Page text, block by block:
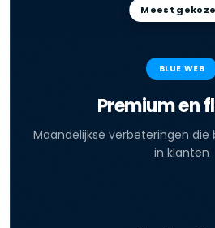
Meest
BLUE WEB
Premium en
Maandelijkse verbeteringen
in klanten